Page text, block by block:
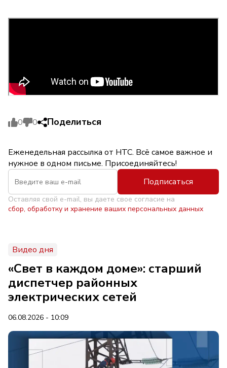
0 0 Поделиться
Еженедельная рассылка от НТС. Всё самое важное и
нужное в одном письме. Присоединяйтесь!
Подписаться
Оставляя свой e-mail, вы даете свое согласие на
сбор, обработку и хранение ваших персональных данных
Видео дня
«Свет в каждом доме»: старший
диспетчер районных
электрических сетей
06.08.2026 - 10:09